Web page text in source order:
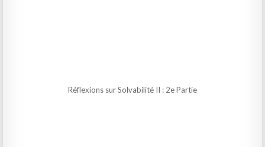
Réflexions sur Solvabilité II : 2e Partie